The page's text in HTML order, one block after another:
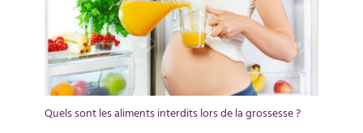
Quels sont les aliments interdits lors de la grossesse ?